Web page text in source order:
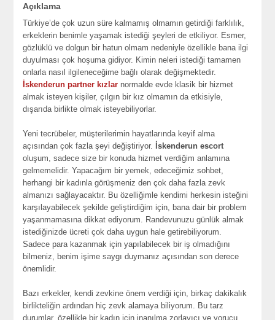
Açıklama
Türkiye’de çok uzun süre kalmamış olmamın getirdiği farklılık,
erkeklerin benimle yaşamak istediği şeyleri de etkiliyor. Esmer,
gözlüklü ve dolgun bir hatun olmam nedeniyle özellikle bana ilgi
duyulması çok hoşuma gidiyor. Kimin neleri istediği tamamen
onlarla nasıl ilgileneceğime bağlı olarak değişmektedir.
İskenderun partner kızlar normalde evde klasik bir hizmet
almak isteyen kişiler, çılgın bir kız olmamın da etkisiyle,
dışarıda birlikte olmak isteyebiliyorlar.
Yeni tecrübeler, müşterilerimin hayatlarında keyif alma
açısından çok fazla şeyi değiştiriyor. İskenderun escort
oluşum, sadece size bir konuda hizmet verdiğim anlamına
gelmemelidir. Yapacağım bir yemek, edeceğimiz sohbet,
herhangi bir kadınla görüşmeniz den çok daha fazla zevk
almanızı sağlayacaktır. Bu özelliğimle kendimi herkesin isteğini
karşılayabilecek şekilde geliştirdiğim için, bana dair bir problem
yaşanmamasına dikkat ediyorum. Randevunuzu günlük almak
istediğinizde ücreti çok daha uygun hale getirebiliyorum.
Sadece para kazanmak için yapılabilecek bir iş olmadığını
bilmeniz, benim işime saygı duymanız açısından son derece
önemlidir.
Bazı erkekler, kendi zevkine önem verdiği için, birkaç dakikalık
birlikteliğin ardından hiç zevk alamaya biliyorum. Bu tarz
durumlar, özellikle bir kadın için inanılma zorlayıcı ve yorucu